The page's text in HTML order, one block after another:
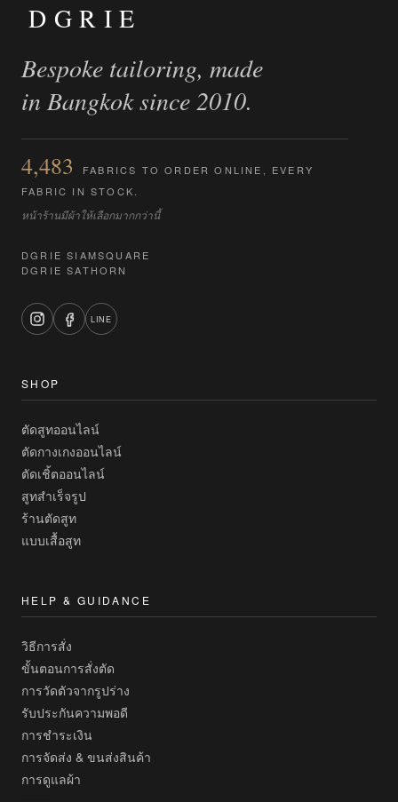
DGRIE
Bespoke tailoring, made
in Bangkok since 2010.
4,483
FABRICS TO ORDER ONLINE, EVERY
FABRIC IN STOCK.
หน้าร้านมีผ้าให้เลือกมากกว่านี้
DGRIE SIAMSQUARE
DGRIE SATHORN
LINE
SHOP
ตัดสูทออนไลน์
ตัดกางเกงออนไลน์
ตัดเชิ้ตออนไลน์
สูทสำเร็จรูป
ร้านตัดสูท
แบบเสื้อสูท
HELP & GUIDANCE
วิธีการสั่ง
ขั้นตอนการสั่งตัด
การวัดตัวจากรูปร่าง
รับประกันความพอดี
การชำระเงิน
การจัดส่ง & ขนส่งสินค้า
การดูแลผ้า